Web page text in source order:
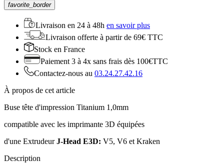
favorite_border
Livraison en 24 à 48h en savoir plus
Livraison offerte à partir de 69€ TTC
Stock en France
Paiement 3 à 4x sans frais dès 100€TTC
Contactez-nous au 03.24.27.42.16
À propos de cet article
Buse tête d'impression Titanium 1,0mm
compatible avec les imprimante 3D équipées
d'une ExtrudeurJ-Head E3D: V5, V6 et Kraken
Description